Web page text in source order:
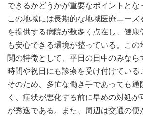
できるかどうかが重要なポイントとな
この地域には長期的な地域医療ニーズ
を提供する病院が数多く点在し、健康
も安心できる環境が整っている。こ
関の特徴として、平日の日中のみなら
時間や祝日にも診療を受け付けている
そのため、多忙な働き手であっても通
く、症状が悪化する前に早めの対処
が秀逸である。また、周辺は交通の便